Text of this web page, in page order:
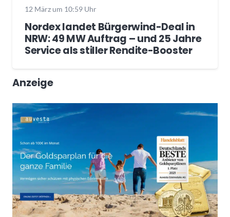
12 März um 10:59 Uhr
Nordex landet Bürgerwind-Deal in
NRW: 49 MW Auftrag – und 25 Jahre
Service als stiller Rendite-Booster
Anzeige